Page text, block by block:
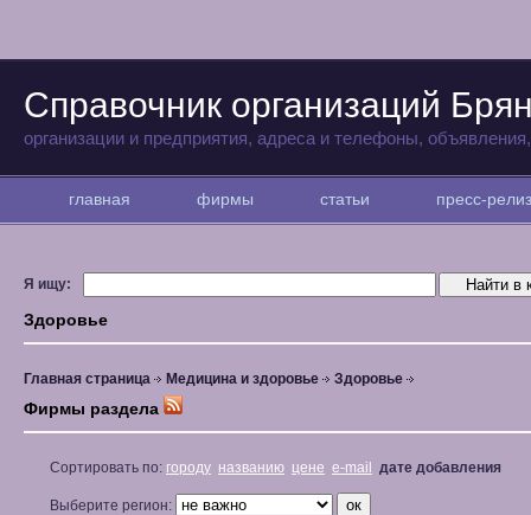
Справочник организаций
организации и предприятия, адреса и телефоны,
главная фирмы статьи пресс-
Я ищу:
Здоровье
Главная страница Медицина и здоровье Здоровье
Фирмы раздела
Сортировать по: городу названию цене e-mail дате добавления
Выберите регион: